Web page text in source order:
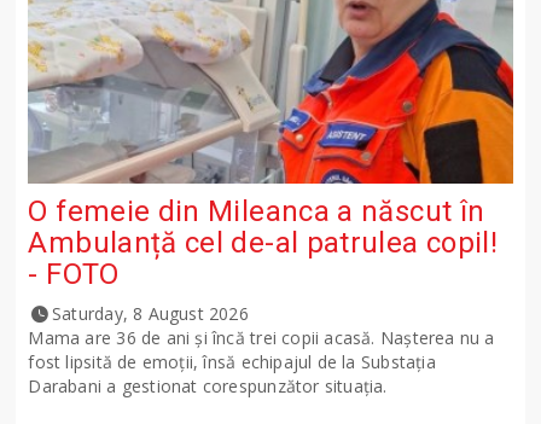
O femeie din Mileanca a născut în
Ambulanță cel de-al patrulea copil!
- FOTO
Saturday, 8 August 2026
Mama are 36 de ani și încă trei copii acasă. Nașterea nu a
fost lipsită de emoții, însă echipajul de la Substația
Darabani a gestionat corespunzător situația.